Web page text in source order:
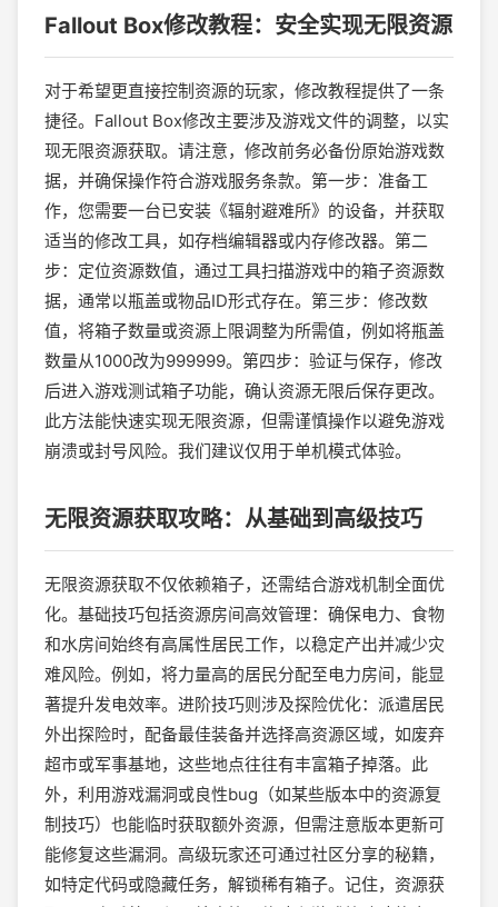
Fallout Box修改教程：安全实现无限资源
对于希望更直接控制资源的玩家，修改教程提供了一条
捷径。Fallout Box修改主要涉及游戏文件的调整，以实
现无限资源获取。请注意，修改前务必备份原始游戏数
据，并确保操作符合游戏服务条款。第一步：准备工
作，您需要一台已安装《辐射避难所》的设备，并获取
适当的修改工具，如存档编辑器或内存修改器。第二
步：定位资源数值，通过工具扫描游戏中的箱子资源数
据，通常以瓶盖或物品ID形式存在。第三步：修改数
值，将箱子数量或资源上限调整为所需值，例如将瓶盖
数量从1000改为999999。第四步：验证与保存，修改
后进入游戏测试箱子功能，确认资源无限后保存更改。
此方法能快速实现无限资源，但需谨慎操作以避免游戏
崩溃或封号风险。我们建议仅用于单机模式体验。
无限资源获取攻略：从基础到高级技巧
无限资源获取不仅依赖箱子，还需结合游戏机制全面优
化。基础技巧包括资源房间高效管理：确保电力、食物
和水房间始终有高属性居民工作，以稳定产出并减少灾
难风险。例如，将力量高的居民分配至电力房间，能显
著提升发电效率。进阶技巧则涉及探险优化：派遣居民
外出探险时，配备最佳装备并选择高资源区域，如废弃
超市或军事基地，这些地点往往有丰富箱子掉落。此
外，利用游戏漏洞或良性bug（如某些版本中的资源复
制技巧）也能临时获取额外资源，但需注意版本更新可
能修复这些漏洞。高级玩家还可通过社区分享的秘籍，
如特定代码或隐藏任务，解锁稀有箱子。记住，资源获